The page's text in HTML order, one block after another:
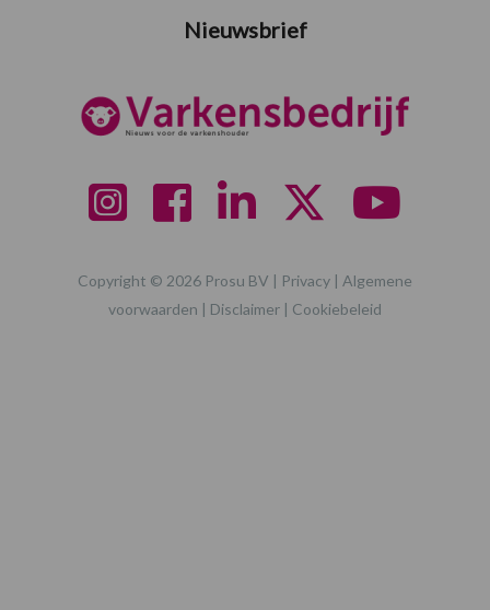
Nieuwsbrief
Copyright © 2026 Prosu BV | Privacy | Algemene
voorwaarden | Disclaimer | Cookiebeleid